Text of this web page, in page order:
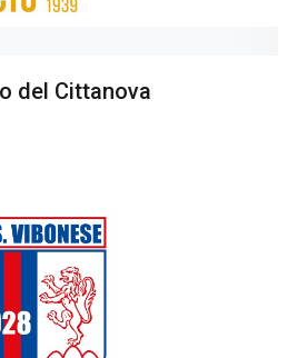
del Cittanova